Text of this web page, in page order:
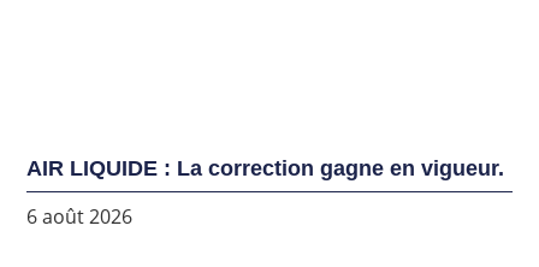
AIR LIQUIDE : La correction gagne en vigueur.
6 août 2026